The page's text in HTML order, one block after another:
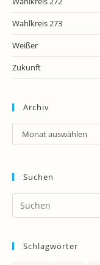
Wahlkreis 273
Weißer
Zukunft
Archiv
Archiv
Monat auswählen
Suchen
Schlagwörter